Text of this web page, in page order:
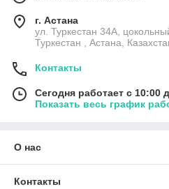
г. Астана
ул. Туркестан 34А,
Туркестан , Астана,
Контакты
Сегодня работает с 10:00
Показать весь график
О нас
Контакты